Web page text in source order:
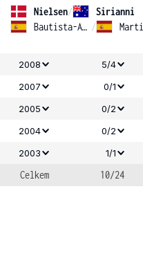
Nielsen/
Sirianni
Bautista-Agut /
2008 5/4
2007
0/1
2005 0/2
2004
0/2
2003
1/1
Celkem 10/24